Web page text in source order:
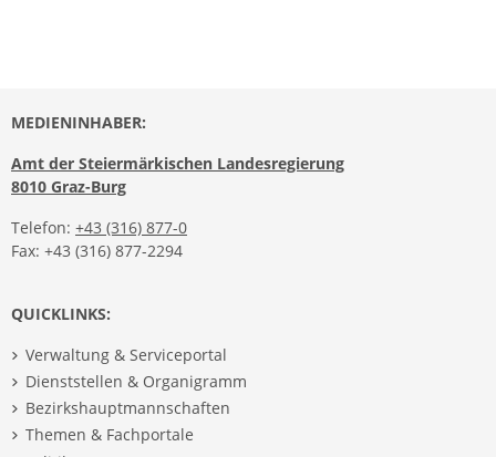
MEDIENINHABER:
Amt der Steiermärkischen Landesregierung
8010 Graz-Burg
Telefon: +43 (316) 877-0
Fax: +43 (316) 877-2294
QUICKLINKS:
Verwaltung & Serviceportal
Dienststellen & Organigramm
Bezirkshauptmannschaften
Themen & Fachportale